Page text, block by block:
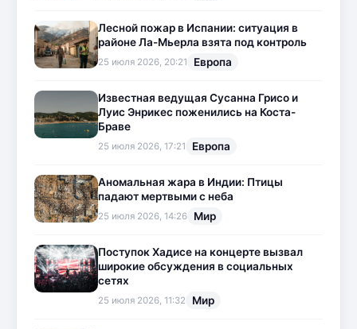
Лесной пожар в Испании: ситуация в
районе Ла-Мьерла взята под контроль
25 июля 2026, 20:21 Европа
Известная ведущая Сусанна Грисо и
Луис Энрикес поженились на Коста-
Браве
25 июля 2026, 17:21 Европа
Аномальная жара в Индии: Птицы
падают мертвыми с неба
25 июля 2026, 14:26 Мир
Поступок Хадисе на концерте вызвал
широкие обсуждения в социальных
сетях
25 июля 2026, 11:32 Мир